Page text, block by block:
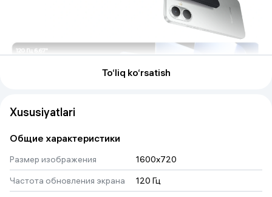
To‘liq ko‘rsatish
Xususiyatlari
Общие характеристики
Размер изображения
1600x720
Частота обновления экрана
120 Гц